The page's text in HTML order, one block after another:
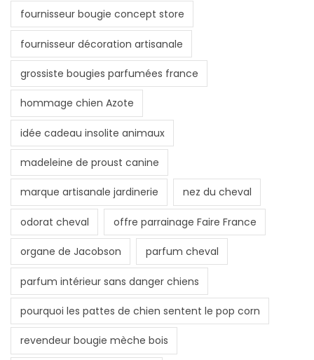
fournisseur bougie concept store
fournisseur décoration artisanale
grossiste bougies parfumées france
hommage chien Azote
idée cadeau insolite animaux
madeleine de proust canine
marque artisanale jardinerie nez du cheval
odorat cheval offre parrainage Faire France
organe de Jacobson parfum cheval
parfum intérieur sans danger chiens
pourquoi les pattes de chien sentent le pop corn
revendeur bougie mèche bois